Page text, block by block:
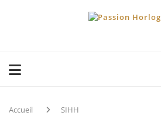
Accueil SIHH